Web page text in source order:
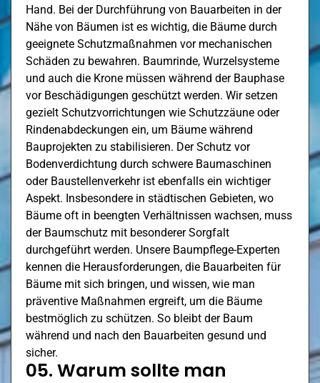
Hand. Bei der Durchführung von Bauarbeiten in der
Nähe von Bäumen ist es wichtig, die Bäume durch
geeignete Schutzmaßnahmen vor mechanischen
Schäden zu bewahren. Baumrinde, Wurzelsysteme
und auch die Krone müssen während der Bauphase
vor Beschädigungen geschützt werden. Wir setzen
gezielt Schutzvorrichtungen wie Schutzzäune oder
Rindenabdeckungen ein, um Bäume während
Bauprojekten zu stabilisieren. Der Schutz vor
Bodenverdichtung durch schwere Baumaschinen
oder Baustellenverkehr ist ebenfalls ein wichtiger
Aspekt. Insbesondere in städtischen Gebieten, wo
Bäume oft in beengten Verhältnissen wachsen, muss
der Baumschutz mit besonderer Sorgfalt
durchgeführt werden. Unsere Baumpflege-Experten
kennen die Herausforderungen, die Bauarbeiten für
Bäume mit sich bringen, und wissen, wie man
präventive Maßnahmen ergreift, um die Bäume
bestmöglich zu schützen. So bleibt der Baum
während und nach den Bauarbeiten gesund und
sicher.
05. Warum sollte man